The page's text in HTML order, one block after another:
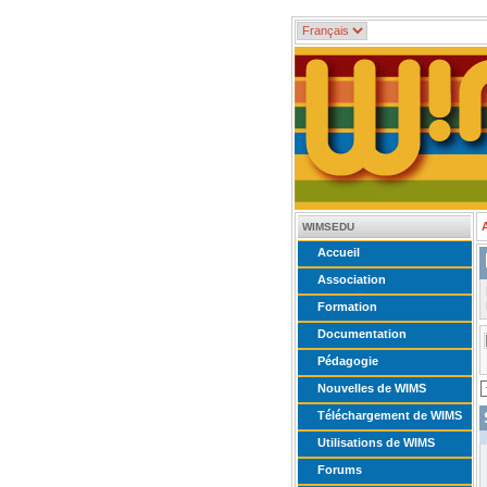
WIMSEDU
Accueil
Association
Formation
Documentation
Pédagogie
Nouvelles de WIMS
Téléchargement de WIMS
Utilisations de WIMS
Forums